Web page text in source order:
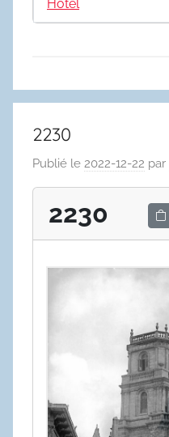
Hôtel
2230
Publié le 2022-12-22 par
2230